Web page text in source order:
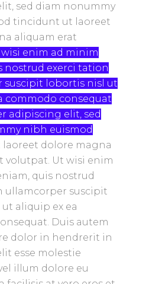
sed diam nonummy
tincidunt ut laoreet
aliquam erat
wisi enim ad minim
nostrud exerci tation
suscipit lobortis nisl ut
commodo consequat
adipiscing elit, sed
nibh euismod
dolore magna
volutpat. Ut wisi enim
quis nostrud
ullamcorper suscipit
aliquip ex ea
Duis autem
dolor in hendrerit in
esse molestie
illum dolore eu